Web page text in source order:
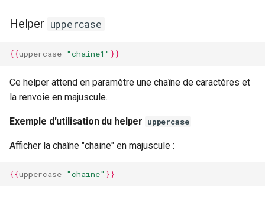
Helper uppercase
{{uppercase "chaine1" }}
Ce helper attend en paramètre une chaîne de caractères et
la renvoie en majuscule.
Exemple d'utilisation du helper uppercase
Afficher la chaîne "chaine" en majuscule :
{{uppercase "chaine" }}